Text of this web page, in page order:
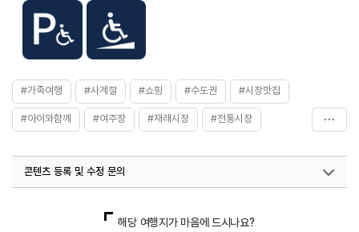
#가족여행 #사계절 #쇼핑 #수도권 #시장맛집
#아이와함께 #여주장 #재래시장 #전통시장
콘텐츠 등록 및 수정 문의
열린관광콘텐츠팀(열린관광-모두의여행)
033-738-3425
해당 여행지가 마음에 드시나요?